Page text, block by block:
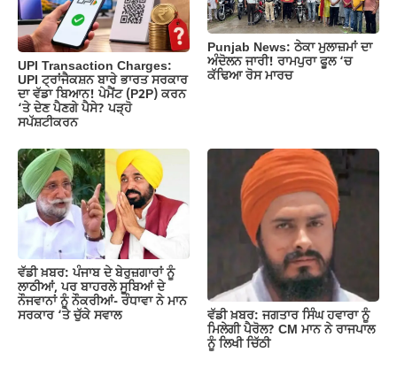
UPI Transaction Charges:
UPI ਟ੍ਰਾਂਜੈਕਸ਼ਨ ਬਾਰੇ ਭਾਰਤ ਸਰਕਾਰ
ਦਾ ਵੱਡਾ ਬਿਆਨ! ਪੇਮੈਂਟ (P2P) ਕਰਨ
‘ਤੇ ਦੇਣ ਪੈਣਗੇ ਪੈਸੇ? ਪੜ੍ਹੋ
ਸਪੱਸ਼ਟੀਕਰਨ
Punjab News: ਠੇਕਾ ਮੁਲਾਜ਼ਮਾਂ ਦਾ
ਅੰਦੋਲਨ ਜਾਰੀ! ਰਾਮਪੁਰਾ ਫੂਲ ‘ਚ
ਕੱਢਿਆ ਰੋਸ ਮਾਰਚ
ਵੱਡੀ ਖ਼ਬਰ: ਪੰਜਾਬ ਦੇ ਬੇਰੁਜ਼ਗਾਰਾਂ ਨੂੰ
ਲਾਠੀਆਂ, ਪਰ ਬਾਹਰਲੇ ਸੂਬਿਆਂ ਦੇ
ਨੌਜਵਾਨਾਂ ਨੂੰ ਨੌਕਰੀਆਂ- ਰੰਧਾਵਾ ਨੇ ਮਾਨ
ਸਰਕਾਰ ‘ਤੇ ਚੁੱਕੇ ਸਵਾਲ
ਵੱਡੀ ਖ਼ਬਰ: ਜਗਤਾਰ ਸਿੰਘ ਹਵਾਰਾ ਨੂੰ
ਮਿਲੇਗੀ ਪੈਰੋਲ? CM ਮਾਨ ਨੇ ਰਾਜਪਾਲ
ਨੂੰ ਲਿਖੀ ਚਿੱਠੀ